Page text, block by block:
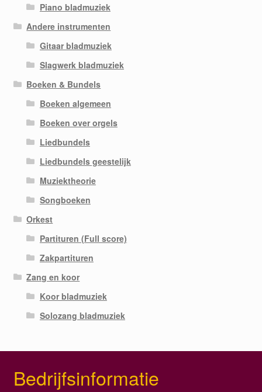
Piano bladmuziek
Andere instrumenten
Gitaar bladmuziek
Slagwerk bladmuziek
Boeken & Bundels
Boeken algemeen
Boeken over orgels
Liedbundels
Liedbundels geestelijk
Muziektheorie
Songboeken
Orkest
Partituren (Full score)
Zakpartituren
Zang en koor
Koor bladmuziek
Solozang bladmuziek
Bedrijfsinformatie